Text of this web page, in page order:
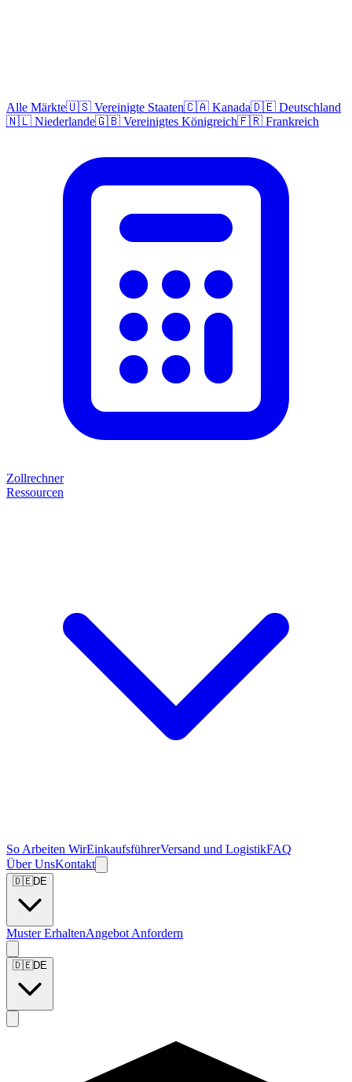
Alle Märkte🇺🇸 Vereinigte Staaten🇨🇦 Kanada🇩🇪 Deutschland
🇳🇱 Niederlande🇬🇧 Vereinigtes Königreich🇫🇷 Frankreich
Zollrechner
Ressourcen
So Arbeiten WirEinkaufsführerVersand und LogistikFAQ
Über UnsKontakt
🇩🇪DE
Muster ErhaltenAngebot Anfordern
🇩🇪DE